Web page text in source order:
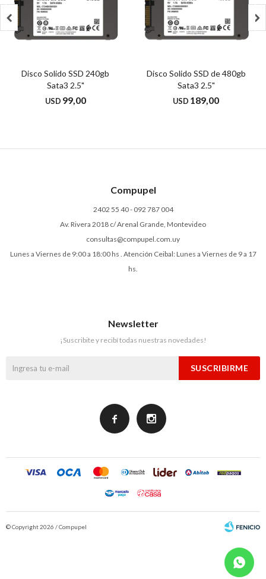
Disco Solido SSD 240gb
Sata3 2.5"
USD 99,00
Disco Solido SSD de 480gb
Sata3 2.5"
USD 189,00
 
Compupel
2402 55 40 - 092 787 004
Av. Rivera 2018 c/ Arenal Grande, Montevideo
consultas@compupel.com.uy
Lunes a Viernes de 9:00 a 18:00 hs . Atención Ceibal: Lunes a Viernes de 9 a 17
hs.
Newsletter
¡Suscribite y recibí todas nuestras novedades!
SUSCRIBIRME
 
© Copyright 2026 / Compupel